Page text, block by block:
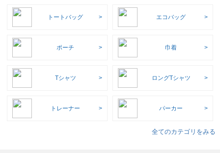
トートバッグ エコバッグ
ポーチ 巾着
Tシャツ ロングTシャツ
トレーナー パーカー
全てのカテゴリをみる